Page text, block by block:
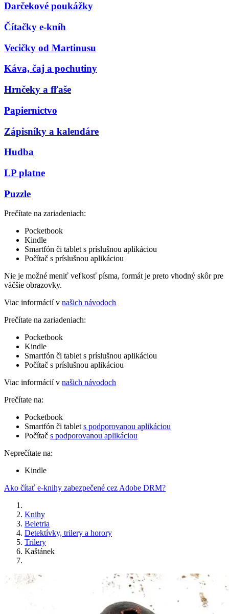
Darčekové poukážky
Čítačky e-kníh
Vecičky od Martinusu
Káva, čaj a pochutiny
Hrnčeky a fľaše
Papiernictvo
Zápisníky a kalendáre
Hudba
LP platne
Puzzle
Prečítate na zariadeniach:
Pocketbook
Kindle
Smartfón či tablet s príslušnou aplikáciou
Počítač s príslušnou aplikáciou
Nie je možné meniť veľkosť písma, formát je preto vhodný skôr pre
väčšie obrazovky.
Viac informácií v našich návodoch
Prečítate na zariadeniach:
Pocketbook
Kindle
Smartfón či tablet s príslušnou aplikáciou
Počítač s príslušnou aplikáciou
Viac informácií v našich návodoch
Prečítate na:
Pocketbook
Smartfón či tablet s podporovanou aplikáciou
Počítač s podporovanou aplikáciou
Neprečítate na:
Kindle
Ako čítať e-knihy zabezpečené cez Adobe DRM?
Knihy
Beletria
Detektívky, trilery a horory
Trilery
Kaštánek